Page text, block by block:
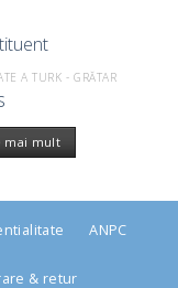
A TURK - GRĂTAR
mai mult
ANPC
& retur